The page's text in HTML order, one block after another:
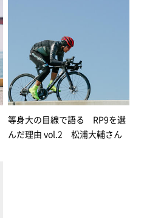
等身大の目線で語る RP9を選
んだ理由 vol.2 松浦大輔さん